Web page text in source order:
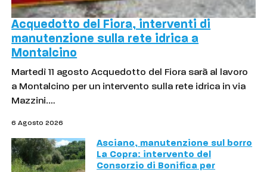
Acquedotto del Fiora, interventi di
manutenzione sulla rete idrica a
Montalcino
Martedì 11 agosto Acquedotto del Fiora sarà al lavoro
a Montalcino per un intervento sulla rete idrica in via
Mazzini.…
6 Agosto 2026
Asciano, manutenzione sul borro
La Copra: intervento del
Consorzio di Bonifica per